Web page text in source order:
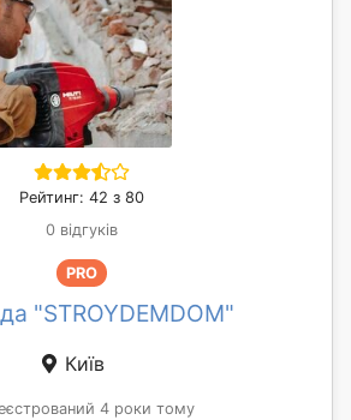
Рейтинг: 42 з 80
0 відгуків
PRO
"STROYDEMDOM"
Київ
4 роки тому